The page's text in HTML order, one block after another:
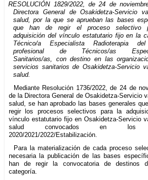
RESOLUCIÓN 1829/2022, de 24 de
Directora General de Osakidetza-Servicio
salud, por la que se aprueban las bases
que han de regir el proceso selectivo
adquisición del vínculo estatutario fijo en la
Técnico/a Especialista Radioterapia
profesional de Técnicos/as
Sanitarios/as, con destino en las
servicios sanitarios de Osakidetza-Servicio
salud.
Mediante Resolución 1736/2022, de 24 de
de la Directora General de Osakidetza-Servicio
salud, se han aprobado las bases generales
regir los procesos selectivos para la
vínculo estatutario fijo en Osakidetza-Servicio
salud convocados en los
2020/2021/2022/Estabilización.
Para la materialización de cada proceso
necesaria la publicación de las bases
han de regir la convocatoria de destinos
categoría.